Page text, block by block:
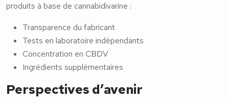
produits à base de cannabidivarine :
Transparence du fabricant
Tests en laboratoire indépendants
Concentration en CBDV
Ingrédients supplémentaires
Perspectives d’avenir